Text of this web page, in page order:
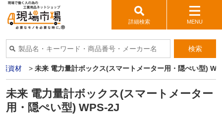
詳細検索 MENU
検索
資材 > 未来 電力量計ボックス(スマートメーター用・隠ぺい型)
未来 電力量計ボックス(スマートメーター
用・隠ぺい型) WPS-2J